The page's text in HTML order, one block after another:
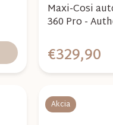
Maxi-Cosi
360 Pro -
€329,90
Akcia